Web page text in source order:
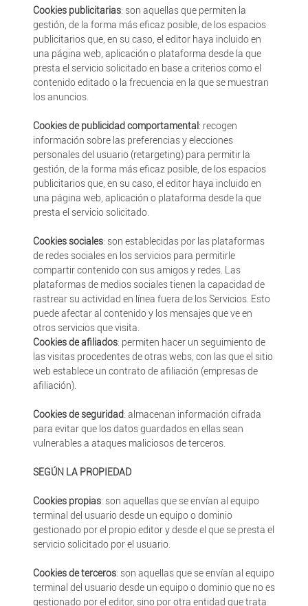
Cookies publicitarias: son aquellas que permiten la
gestión, de la forma más eficaz posible, de los espacios
publicitarios que, en su caso, el editor haya incluido en
una página web, aplicación o plataforma desde la que
presta el servicio solicitado en base a criterios como el
contenido editado o la frecuencia en la que se muestran
los anuncios.
Cookies de publicidad comportamental : recogen
información sobre las preferencias y elecciones
personales del usuario (retargeting) para permitir la
gestión, de la forma más eficaz posible, de los espacios
publicitarios que, en su caso, el editor haya incluido en
una página web, aplicación o plataforma desde la que
presta el servicio solicitado.
Cookies sociales: son establecidas por las plataformas
de redes sociales en los servicios para permitirle
compartir contenido con sus amigos y redes. Las
plataformas de medios sociales tienen la capacidad de
rastrear su actividad en línea fuera de los Servicios. Esto
puede afectar al contenido y los mensajes que ve en
otros servicios que visita.
Cookies de afiliados: permiten hacer un seguimiento de
las visitas procedentes de otras webs, con las que el sitio
web establece un contrato de afiliación (empresas de
afiliación).
Cookies de seguridad: almacenan información cifrada
para evitar que los datos guardados en ellas sean
vulnerables a ataques maliciosos de terceros.
SEGÚN LA PROPIEDAD
Cookies propias: son aquellas que se envían al equipo
terminal del usuario desde un equipo o dominio
gestionado por el propio editor y desde el que se presta el
servicio solicitado por el usuario.
Cookies de terceros: son aquellas que se envían al equipo
terminal del usuario desde un equipo o dominio que no es
gestionado por el editor, sino por otra entidad que trata